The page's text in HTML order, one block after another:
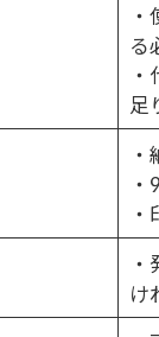
る
足
け